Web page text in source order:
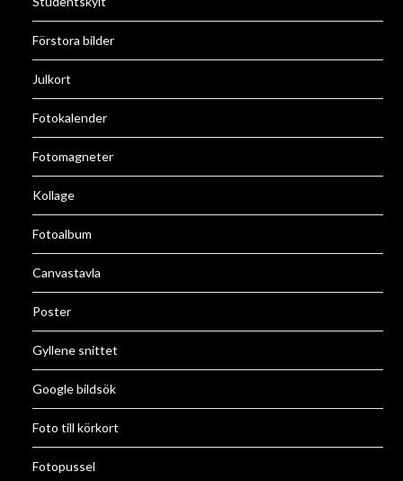
Förstora bilder
Julkort
Fotokalender
Fotomagneter
Kollage
Fotoalbum
Canvastavla
Poster
Gyllene snittet
Google bildsök
Foto till körkort
Fotopussel